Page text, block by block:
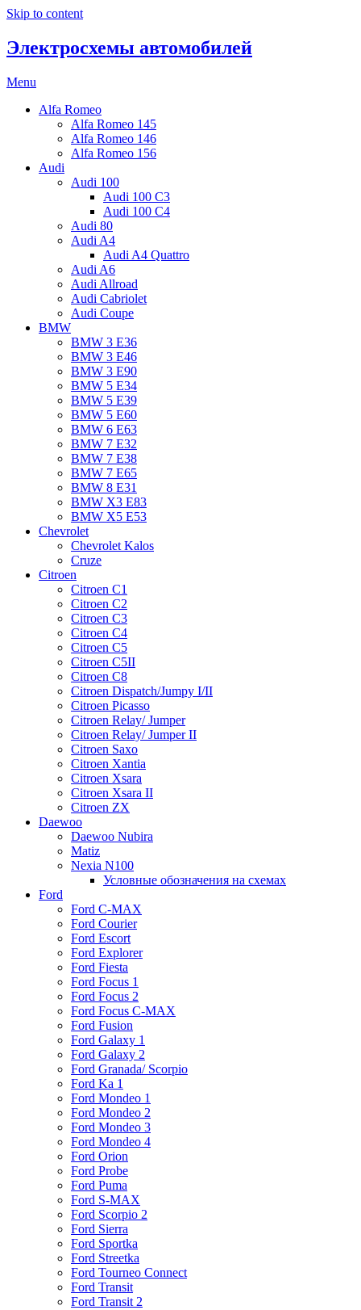
Skip to content
Электросхемы автомобилей
Menu
Alfa Romeo
Alfa Romeo 145
Alfa Romeo 146
Alfa Romeo 156
Audi
Audi 100
Audi 100 C3
Audi 100 C4
Audi 80
Audi A4
Audi A4 Quattro
Audi A6
Audi Allroad
Audi Cabriolet
Audi Coupe
BMW
BMW 3 E36
BMW 3 E46
BMW 3 E90
BMW 5 E34
BMW 5 E39
BMW 5 E60
BMW 6 Е63
BMW 7 Е32
BMW 7 Е38
BMW 7 Е65
BMW 8 Е31
BMW X3 E83
BMW X5 E53
Chevrolet
Chevrolet Kalos
Cruze
Citroen
Citroen C1
Citroen C2
Citroen C3
Citroen C4
Citroen C5
Citroen C5II
Citroen C8
Citroen Dispatch/Jumpy I/II
Citroen Picasso
Citroen Relay/ Jumper
Citroen Relay/ Jumper II
Citroen Saxo
Citroen Xantia
Citroen Xsara
Citroen Xsara II
Citroen ZX
Daewoo
Daewoo Nubira
Matiz
Nexia N100
Условные обозначения на схемах
Ford
Ford C-MAX
Ford Courier
Ford Escort
Ford Explorer
Ford Fiesta
Ford Focus 1
Ford Focus 2
Ford Focus C-MAX
Ford Fusion
Ford Galaxy 1
Ford Galaxy 2
Ford Granada/ Scorpio
Ford Ka 1
Ford Mondeo 1
Ford Mondeo 2
Ford Mondeo 3
Ford Mondeo 4
Ford Orion
Ford Probe
Ford Puma
Ford S-MAX
Ford Scorpio 2
Ford Sierra
Ford Sportka
Ford Streetka
Ford Tourneo Connect
Ford Transit
Ford Transit 2